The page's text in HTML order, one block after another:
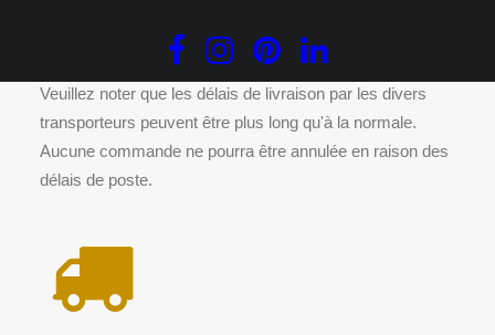
DÉLAIS DE LIVRAISON
Veuillez noter que les délais de livraison par les divers
transporteurs peuvent être plus long qu'à la normale.
Aucune commande ne pourra être annulée en raison des
délais de poste.